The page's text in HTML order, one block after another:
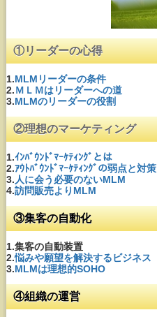
①リーダーの心得
1.MLMリーダーの条件
2.ＭＬＭはリーダーへの道
3.MLMのリーダーの役割
②理想のマーケティング
1.ｲﾝﾊﾞｳﾝﾄﾞﾏｰｹﾃｨﾝｸﾞとは
2.ｱｳﾄﾊﾞｳﾝﾄﾞﾏｰｹﾃｨﾝｸﾞの弱点と対策
3.人に会う必要のないMLM
4.訪問販売よりMLM
③集客の自動化
1.集客の自動装置
2.悩みや願望を解決するビジネス
3.MLMは理想的SOHO
④組織の運営